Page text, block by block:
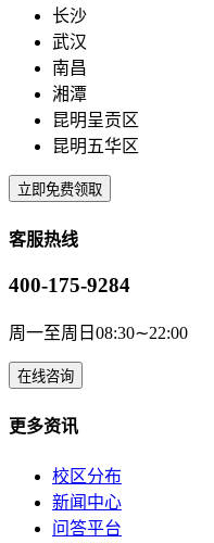
长沙
武汉
南昌
湘潭
昆明呈贡区
昆明五华区
立即免费领取
客服热线
400-175-9284
周一至周日08:30∼22:00
在线咨询
更多资讯
校区分布
新闻中心
问答平台